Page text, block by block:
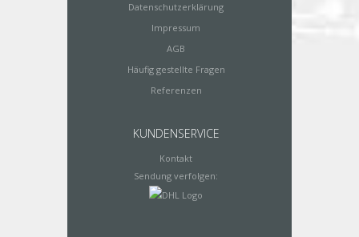
Datenschutzerklärung
Impressum
AGB
Häufig gestellte Fragen
Referenzen
KUNDENSERVICE
Kontakt
Sendung verfolgen: